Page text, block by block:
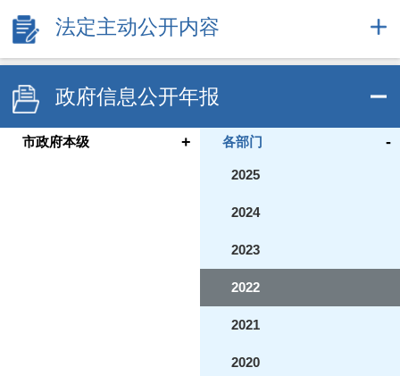
法定主动公开内容
政府信息公开年报
市政府本级 + 各部门 -
2025
2024
2023
2022
2021
2020